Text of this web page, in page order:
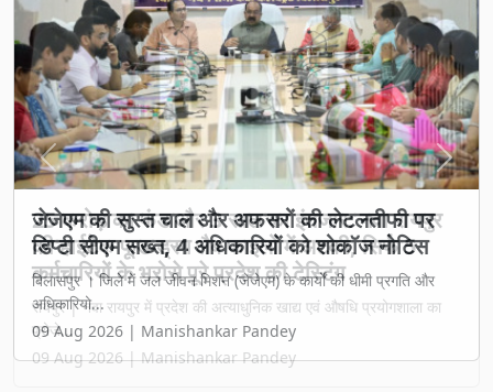
25 करोड़ का फंड और 3 साल का इंतजार: नवा रायपुर
की हाईटेक फूड-ड्रग लैब फाइलों में अटकी, सिर्फ 5
कर्मचारियों के भरोसे पूरे प्रदेश की टेस्टिंग
रायपुर | नवा रायपुर में प्रदेश की अत्याधुनिक खाद्य एवं औषधि प्रयोगशाला का
प्रोजे...
09 Aug 2026 | Manishankar Pandey
Previous Next